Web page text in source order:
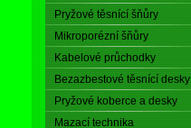
Pryžové těsnící šňůry
Mikroporézní šňůry
Kabelové průchodky
Bezazbestové těsnící desky
Pryžové koberce a desky
Mazací technika